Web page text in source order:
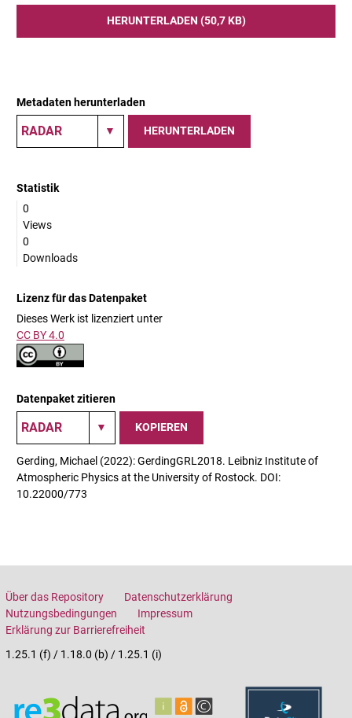
HERUNTERLADEN (50,7 KB)
Metadaten herunterladen
HERUNTERLADEN
Statistik
0
Views
0
Downloads
Lizenz für das Datenpaket
Dieses Werk ist lizenziert unter
CC BY 4.0
Datenpaket zitieren
KOPIEREN
Gerding, Michael (2022): GerdingGRL2018. Leibniz Institute of
Atmospheric Physics at the University of Rostock. DOI:
10.22000/773
Über das Repository
Datenschutzerklärung
Nutzungsbedingungen
Impressum
Erklärung zur Barrierefreiheit
1.25.1 (f) / 1.18.0 (b) / 1.25.1 (i)